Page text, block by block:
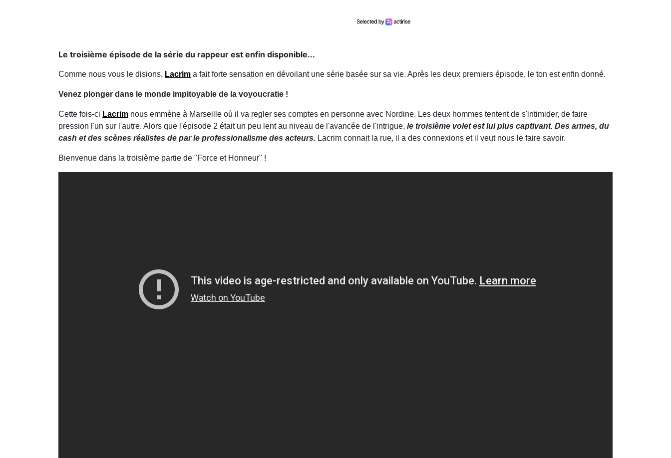
Le troisième épisode de la série du rappeur est enfin disponible...
Comme nous vous le disions, Lacrim a fait forte sensation en dévoilant une série basée sur sa vie. Après les deux premiers épisode, le ton est enfin donné.
Venez plonger dans le monde impitoyable de la voyoucratie !
Cette fois-ci Lacrim nous emmène à Marseille où il va regler ses comptes en personne avec Nordine. Les deux hommes tentent de s'intimider, de faire
pression l'un sur l'autre. Alors que l'épisode 2 était un peu lent au niveau de l'avancée de l'intrigue, le troisième volet est lui plus captivant. Des armes, du
cash et des scènes réalistes de par le professionalisme des acteurs. Lacrim connait la rue, il a des connexions et il veut nous le faire savoir.
Bienvenue dans la troisième partie de "Force et Honneur" !